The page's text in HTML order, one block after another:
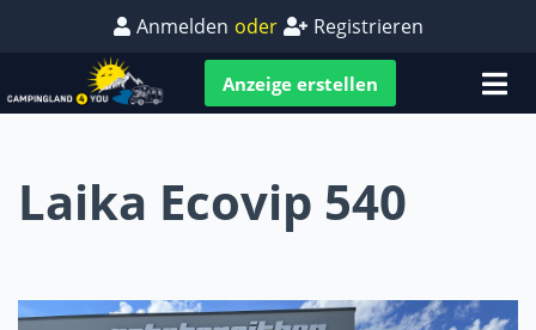
Anmelden oder Registrieren
Anzeige erstellen
Laika Ecovip 540